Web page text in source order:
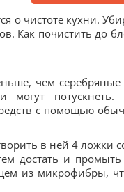
о чистоте кухни.
Как почистить до
чем
потускнеть.
с помощью
в ней 4 ложки
достать и
из микрофибры,